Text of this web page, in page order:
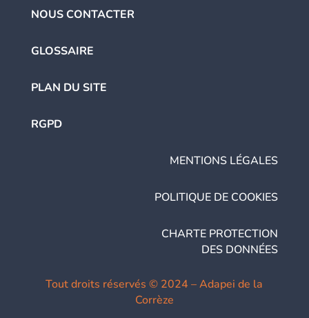
NOUS CONTACTER
GLOSSAIRE
PLAN DU SITE
RGPD
MENTIONS LÉGALES
POLITIQUE DE COOKIES
CHARTE PROTECTION
DES DONNÉES
Tout droits réservés © 2024 – Adapei de la
Corrèze